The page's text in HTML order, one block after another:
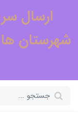
ارسال
شهرستان